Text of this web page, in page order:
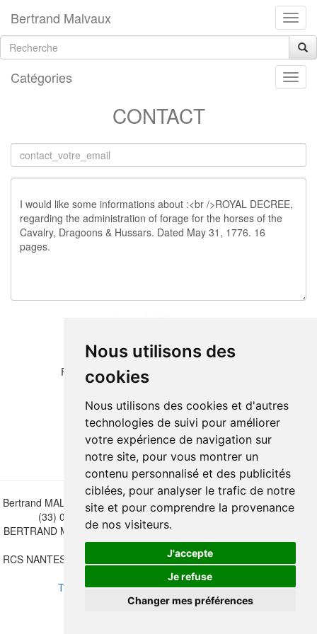
Nous utilisons des
cookies
Nous utilisons des cookies et d'autres
technologies de suivi pour améliorer
votre expérience de navigation sur
notre site, pour vous montrer un
contenu personnalisé et des publicités
ciblées, pour analyser le trafic de notre
site et pour comprendre la provenance
de nos visiteurs.
J'accepte
Je refuse
Changer mes préférences
Bertrand Malvaux
Catégories
CONTACT
Please copy the letters and numbers below:
Bertrand MALVAUX - 22 rue Crébillon, 44000 Nantes - FRANCE - Tél.
(33) 02 40 733 600 — bertrand.malvaux@wanadoo.fr
BERTRAND MALVAUX - ÉDITIONS DU CANONNIER SARL au capital
de 47.000 EUROS
RCS NANTES B 442 295 077 - N° INTRACOMMUNAUTAIRE CEE FR
30 442 295 077
Terms of sales-Update cookies preferences